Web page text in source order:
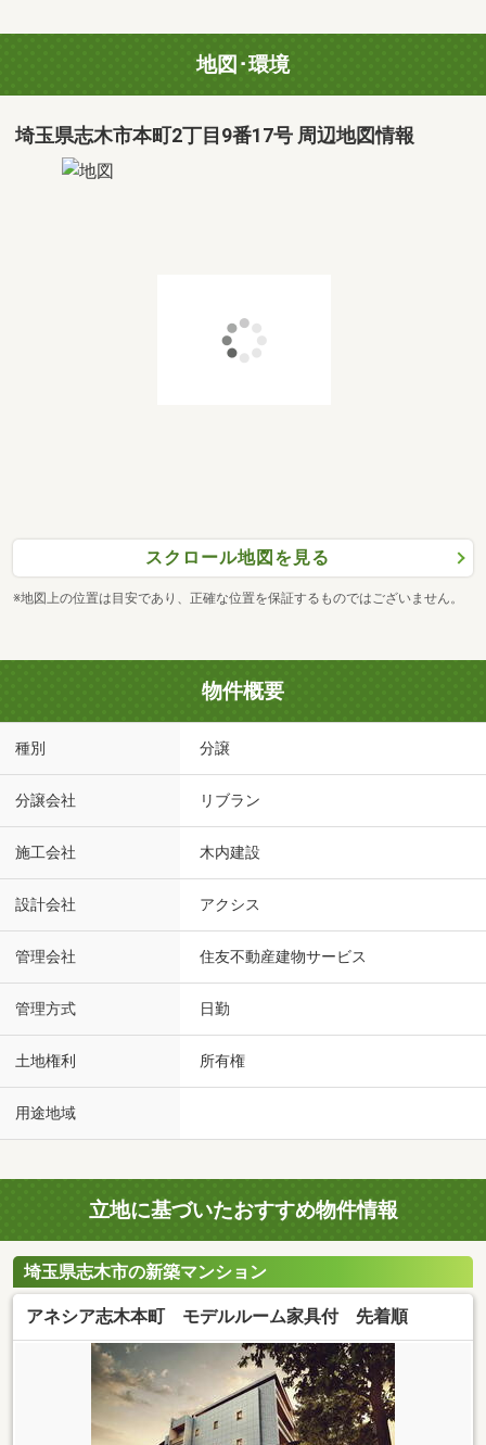
地図･環境
埼玉県志木市本町2丁目9番17号 周辺地図情報
スクロール地図を見る
※地図上の位置は目安であり、正確な位置を保証するものではございません。
物件概要
種別 分譲
分譲会社 リブラン
施工会社 木内建設
設計会社 アクシス
管理会社 住友不動産建物サービス
管理方式 日勤
土地権利 所有権
用途地域
立地に基づいたおすすめ物件情報
埼玉県志木市の新築マンション
アネシア志木本町 モデルルーム家具付 先着順